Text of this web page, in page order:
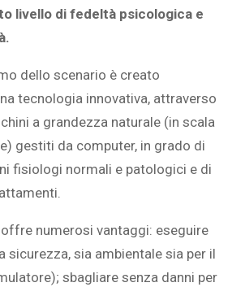
livello di fedeltà psicologica e
dello scenario è creato
tecnologia innovativa, attraverso
a grandezza naturale (in scala
gestiti da computer, in grado di
fisiologi normali e patologici e di
numerosi vantaggi: eseguire
sicurezza, sia ambientale sia per il
sbagliare senza danni per